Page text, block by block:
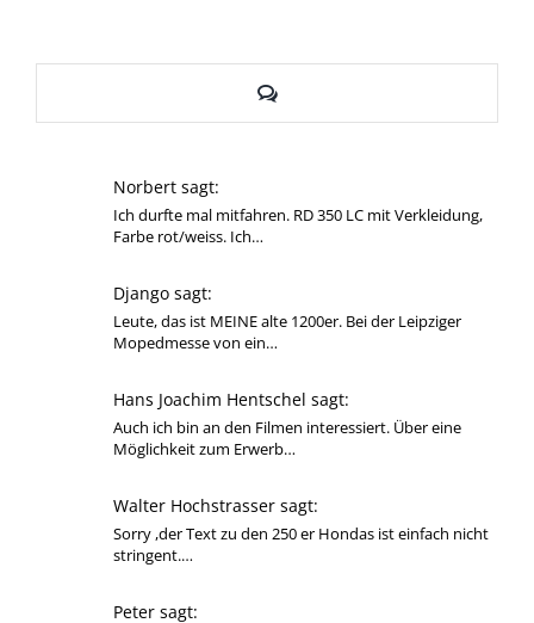
Kommentare
Norbert sagt:
Ich durfte mal mitfahren. RD 350 LC mit Verkleidung,
Farbe rot/weiss. Ich…
Django sagt:
Leute, das ist MEINE alte 1200er. Bei der Leipziger
Mopedmesse von ein…
Hans Joachim Hentschel sagt:
Auch ich bin an den Filmen interessiert. Über eine
Möglichkeit zum Erwerb…
Walter Hochstrasser sagt:
Sorry ,der Text zu den 250 er Hondas ist einfach nicht
stringent.…
Peter sagt: